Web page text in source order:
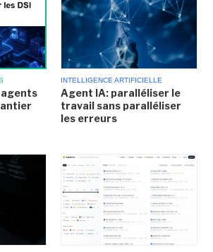
agents
INTELLIGENCE ARTIFICIELLE
Agent IA: paralléliser le
travail sans paralléliser
les erreurs